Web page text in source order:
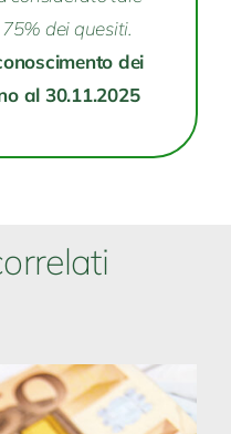
dei quesiti.
dei
al 30.11.2025